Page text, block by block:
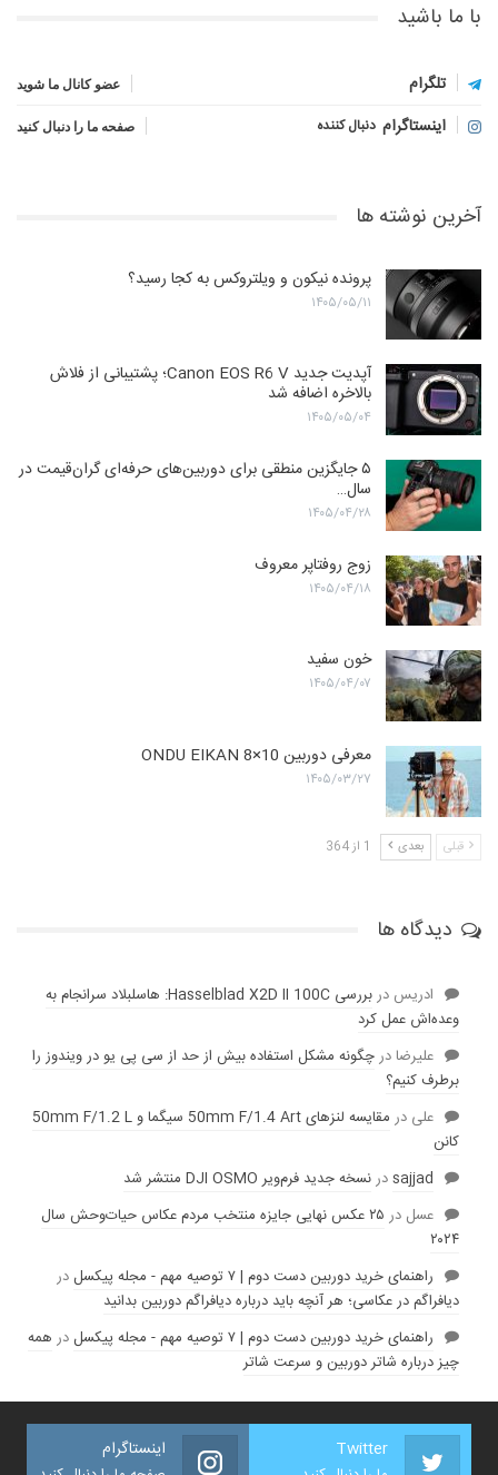
با ما باشید
تلگرام عضو کانال ما شوید
اینستاگرام دنبال کننده صفحه ما را دنبال کنید
آخرین نوشته ها
پرونده نیکون و ویلتروکس به کجا رسید؟
۱۴۰۵/۰۵/۱۱
آپدیت جدید Canon EOS R6 V؛ پشتیبانی از فلاش
بالاخره اضافه شد
۱۴۰۵/۰۵/۰۴
۵ جایگزین منطقی برای دوربین‌های حرفه‌ای گران‌قیمت در
سال…
۱۴۰۵/۰۴/۲۸
زوج روفتاپر معروف
۱۴۰۵/۰۴/۱۸
خون سفید
۱۴۰۵/۰۴/۰۷
معرفی دوربین ONDU EIKAN 8×10
۱۴۰۵/۰۳/۲۷
قبلی بعدی 1 از 364
دیدگاه ها
ادریس در
بررسی Hasselblad X2D II 100C: هاسلبلاد سرانجام به
وعده‌‌اش عمل کرد
عليرضادرچگونه مشکل استفاده بیش از حد از سی پی یو در ویندوز را
برطرف کنیم؟
علی در
مقایسه لنز‌های 50mm F/1.4 Art سیگما و 50mm F/1.2 L
کانن
sajjadدرنسخه جدید فرم‌ویر DJI OSMO منتشر شد
عسل در
۲۵ عکس نهایی جایزه منتخب مردم عکاس حیات‌وحش سال
۲۰۲۴
راهنمای خرید دوربین دست دوم | ۷ توصیه مهم - مجله پیکسل
در
دیافراگم در عکاسی؛ هر آنچه باید درباره دیافراگم دوربین بدانید
راهنمای خرید دوربین دست دوم | ۷ توصیه مهم - مجله پیکسل
در همه
چیز درباره شاتر دوربین و سرعت شاتر
Twitter اینستاگرام